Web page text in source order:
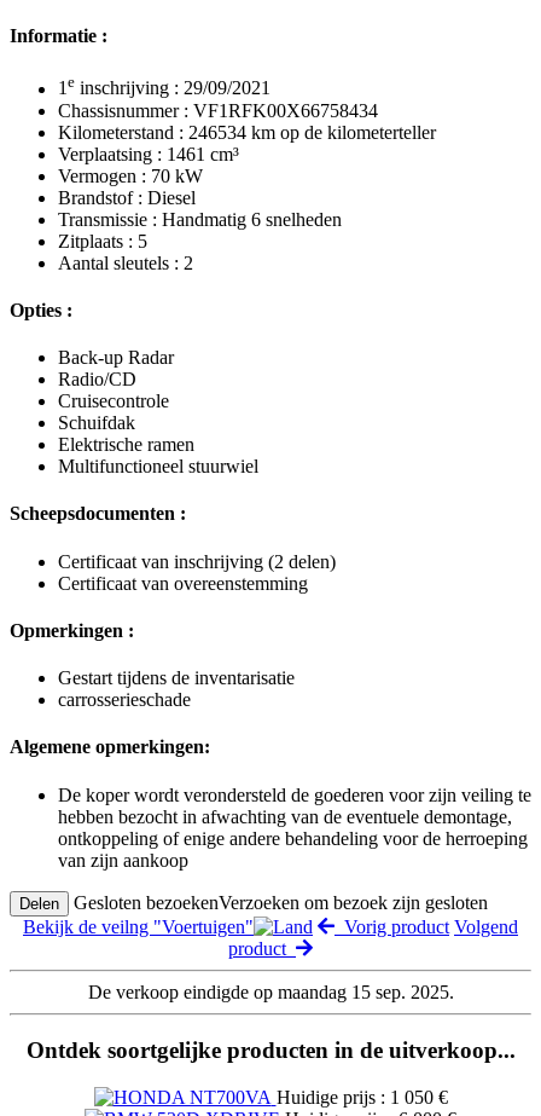
Informatie :
1e inschrijving : 29/09/2021
Chassisnummer : VF1RFK00X66758434
Kilometerstand : 246534 km op de kilometerteller
Verplaatsing : 1461 cm³
Vermogen : 70 kW
Brandstof : Diesel
Transmissie : Handmatig 6 snelheden
Zitplaats : 5
Aantal sleutels : 2
Opties :
Back-up Radar
Radio/CD
Cruisecontrole
Schuifdak
Elektrische ramen
Multifunctioneel stuurwiel
Scheepsdocumenten :
Certificaat van inschrijving (2 delen)
Certificaat van overeenstemming
Opmerkingen :
Gestart tijdens de inventarisatie
carrosserieschade
Algemene opmerkingen:
De koper wordt verondersteld de goederen voor zijn veiling te
hebben bezocht in afwachting van de eventuele demontage,
ontkoppeling of enige andere behandeling voor de herroeping
van zijn aankoop
Delen Gesloten bezoekenVerzoeken om bezoek zijn gesloten
Bekijk de veilng "Voertuigen"
Vorig product Volgend
product
De verkoop eindigde op maandag 15 sep. 2025.
Ontdek soortgelijke producten in de uitverkoop...
Huidige prijs : 1 050 €